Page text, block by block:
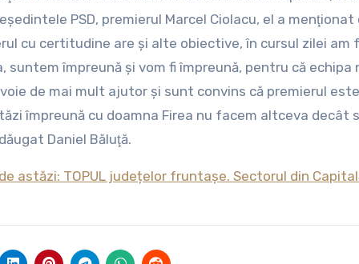
PSD, premierul Marcel Ciolacu, el a menţionat
cu certitudine are şi alte obiective, în cursul zilei am
împreună şi vom fi împreună, pentru că echipa
de mai mult ajutor şi sunt convins că premierul
împreună cu doamna Firea nu facem altceva decât
Daniel Băluţă.
astăzi: TOPUL județelor fruntașe. Sectorul din